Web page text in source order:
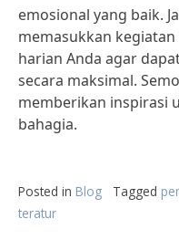
emosional yang baik.
memasukkan
harian Anda agar
secara maksimal.
memberikan inspirasi
bahagia.
Posted in Blog Tagged
teratur